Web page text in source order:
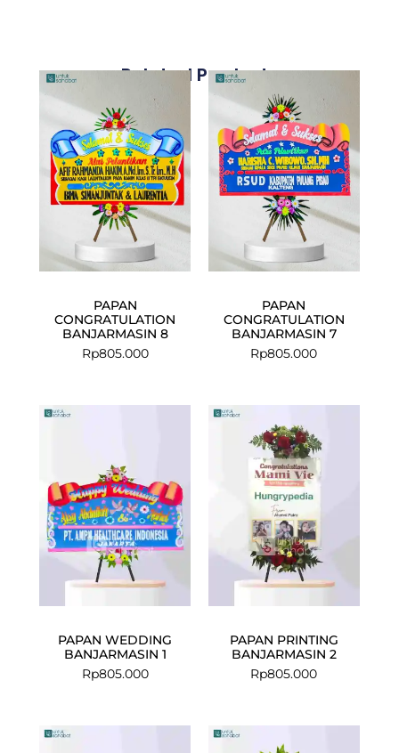
Related Products
PAPAN
CONGRATULATION
BANJARMASIN 8
Rp805.000
PAPAN
CONGRATULATION
BANJARMASIN 7
Rp805.000
PAPAN WEDDING
BANJARMASIN 1
Rp805.000
PAPAN PRINTING
BANJARMASIN 2
Rp805.000